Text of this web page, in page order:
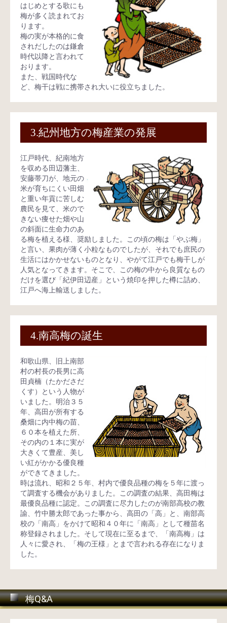
はじめとする歌にも
梅が多く読まれてお
ります。
梅の実が本格的に食
されだしたのは鎌倉
時代以降と言われて
おります。
また、戦国時代な
ど、梅干は戦に携帯され大いに役立ちました。
3.紀州地方の梅産業の発展
江戸時代、紀南地方
を収める田辺藩主、
安藤帯刀が、地元の
米が育ちにくい田畑
と重い年貢に苦しむ
農民を見て、米ので
きない痩せた畑や山
の斜面に生命力のあ
る梅を植える様、奨励しました。この頃の梅は「やぶ梅」
と言い、果肉が薄く小粒なものでしたが、それでも庶民の
生活にはかかせないものとなり、やがて江戸でも梅干しが
人気となってきます。そこで、この梅の中から良質なもの
だけを選び「紀伊田辺産」という焼印を押した樽に詰め、
江戸へ海上輸送しました。
4.南高梅の誕生
和歌山県、旧上南部
村の村長の長男に高
田貞楠（たかださだ
くす）という人物が
いました。明治３５
年、高田が所有する
桑畑に内中梅の苗、
６０本を植えた所、
その内の１本に実が
大きくて豊産、美し
い紅がかかる優良種
ができてきました。
時は流れ、昭和２５年、村内で優良品種の梅を５年に渡っ
て調査する機会がありました。この調査の結果、高田梅は
最優良品種に認定。この調査に尽力したのが南部高校の教
諭、竹中勝太郎であった事から、高田の「高」と、南部高
校の「南高」をかけて昭和４０年に「南高」として種苗名
称登録されました。そして現在に至るまで、「南高梅」は
人々に愛され、「梅の王様」とまで言われる存在になりま
した。
梅Q&A